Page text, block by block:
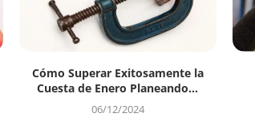
Cómo Superar Exitosamente la
Cuesta de Enero Planeando...
06/12/2024